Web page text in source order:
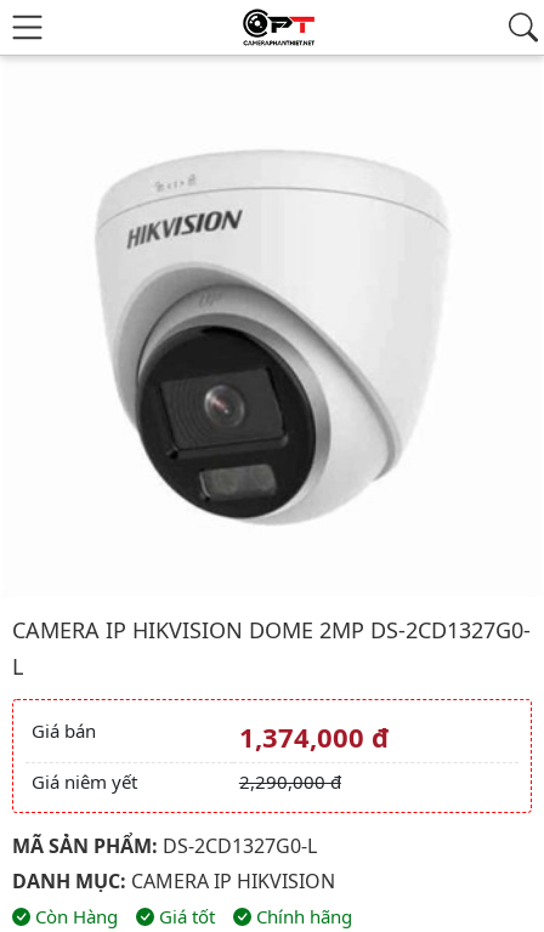
CAMERA IP HIKVISION DOME 2MP DS-2CD1327G0-
L
Giá và khuyến mãi
Giá bán 1,374,000 đ
Giá niêm yết 2,290,000 đ
MÃ SẢN PHẨM: DS-2CD1327G0-L
DANH MỤC: CAMERA IP HIKVISION
Còn Hàng Giá tốt Chính hãng